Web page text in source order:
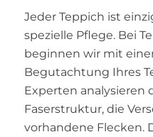
Jeder Teppich ist
spezielle Pflege. Bei
beginnen wir mit
Begutachtung Ihres
Experten analysieren
Faserstruktur, die
vorhandene Flecken.